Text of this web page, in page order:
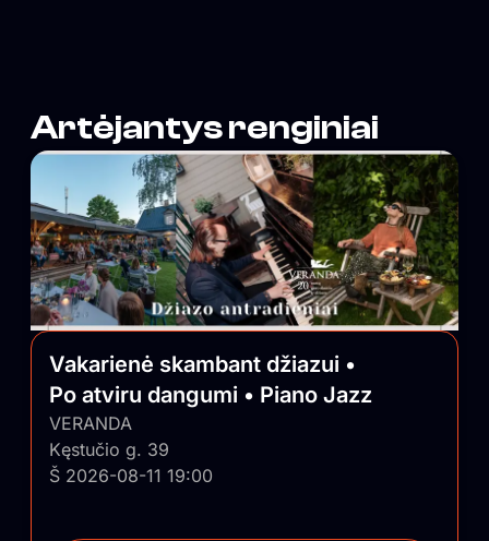
Artėjantys renginiai
Vakarienė skambant džiazui •
Po atviru dangumi • Piano Jazz
VERANDA
Kęstučio g. 39
Š 2026-08-11 19:00